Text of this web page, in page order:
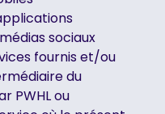
sociaux
fournis et/ou
du
PWHL ou